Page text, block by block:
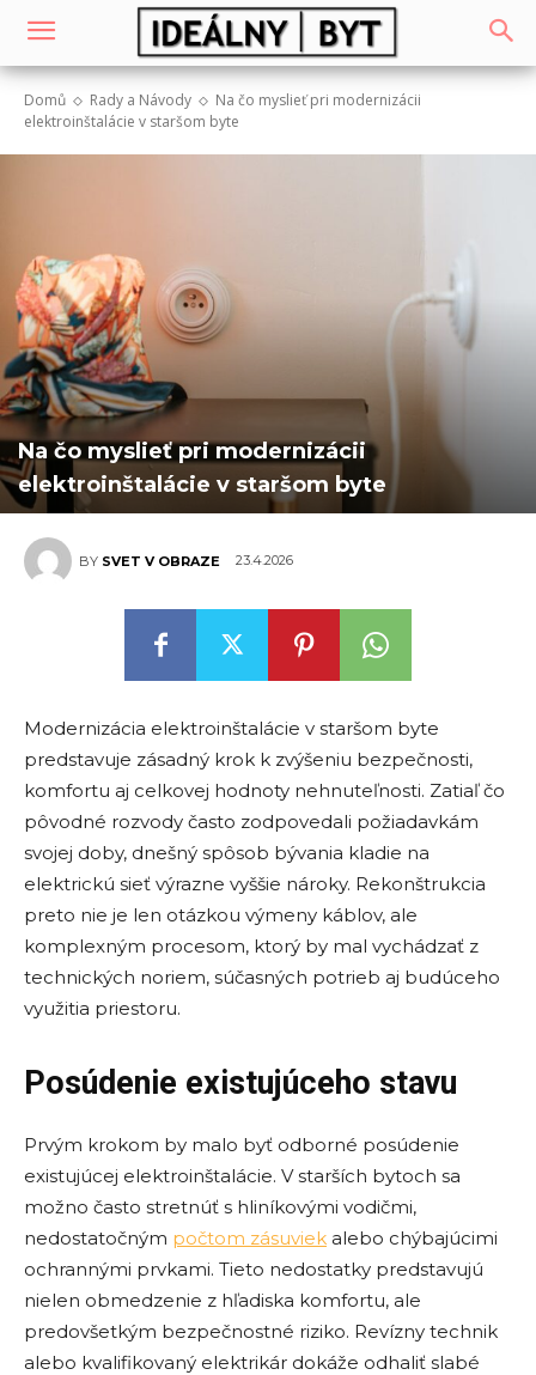
Domů Rady a Návody
Na čo myslieť pri modernizácii
elektroinštalácie v staršom byte
Na čo myslieť pri modernizácii
elektroinštalácie v staršom byte
BY SVET V OBRAZE 23.4.2026
Modernizácia elektroinštalácie v staršom byte
predstavuje zásadný krok k zvýšeniu bezpečnosti,
komfortu aj celkovej hodnoty nehnuteľnosti. Zatiaľ čo
pôvodné rozvody často zodpovedali požiadavkám
svojej doby, dnešný spôsob bývania kladie na
elektrickú sieť výrazne vyššie nároky. Rekonštrukcia
preto nie je len otázkou výmeny káblov, ale
komplexným procesom, ktorý by mal vychádzať z
technických noriem, súčasných potrieb aj budúceho
využitia priestoru.
Posúdenie existujúceho stavu
Prvým krokom by malo byť odborné posúdenie
existujúcej elektroinštalácie. V starších bytoch sa
možno často stretnúť s hliníkovými vodičmi,
nedostatočným počtom zásuviek alebo chýbajúcimi
ochrannými prvkami. Tieto nedostatky predstavujú
nielen obmedzenie z hľadiska komfortu, ale
predovšetkým bezpečnostné riziko. Revízny technik
alebo kvalifikovaný elektrikár dokáže odhaliť slabé